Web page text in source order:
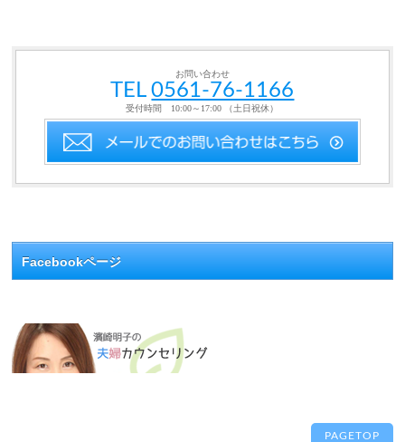
お問い合わせ
TEL0561-76-1166
受付時間 10:00～17:00 （土日祝休）
Facebookページ
PAGETOP